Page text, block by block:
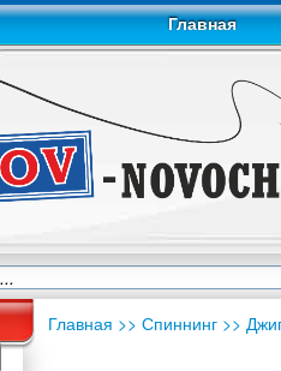
Главная
Главная >> Спиннинг>>